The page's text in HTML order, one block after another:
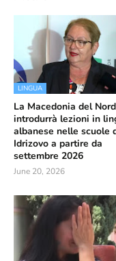
LINGUA
La Macedonia del Nord
introdurrà lezioni in
albanese nelle scuole
Idrizovo a partire da
settembre 2026
June 20, 2026